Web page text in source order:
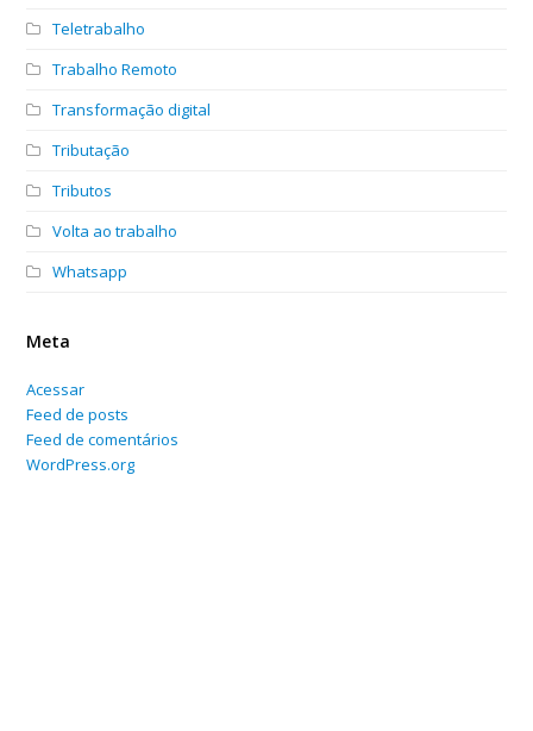
Teletrabalho
Trabalho Remoto
Transformação digital
Tributação
Tributos
Volta ao trabalho
Whatsapp
Meta
Acessar
Feed de posts
Feed de comentários
WordPress.org